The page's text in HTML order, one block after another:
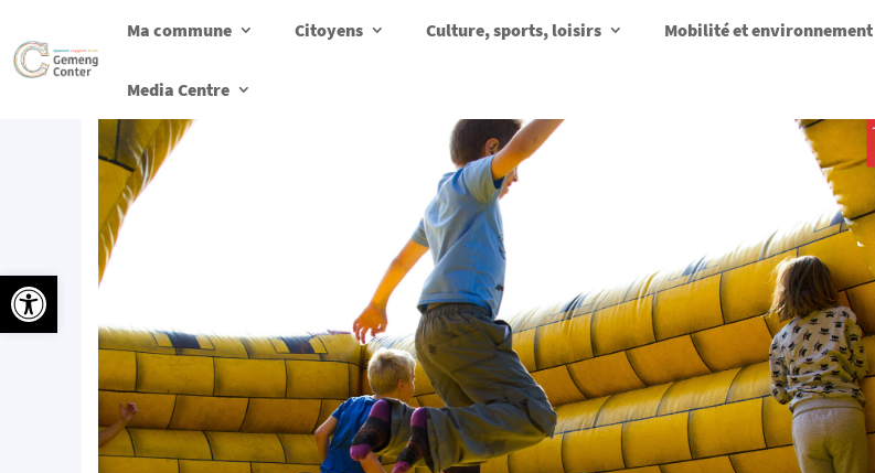
Ma commune Citoyens Culture, sports, loisirs Mobilité et environnement
Media Centre
Ouvrir la barre d’outils